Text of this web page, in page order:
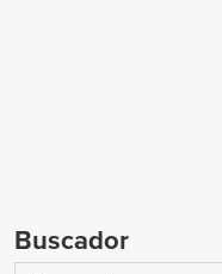
Buscador